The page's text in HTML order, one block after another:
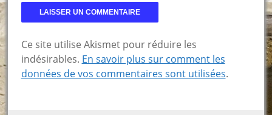
Ce site utilise Akismet pour réduire les
indésirables. En savoir plus sur comment les
données de vos commentaires sont utilisées.